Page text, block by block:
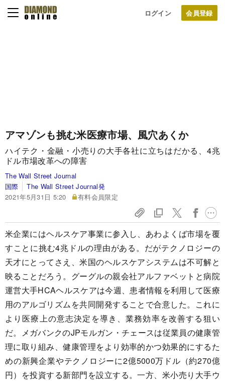
ログイン
アマゾンも挑む米医療市場、風穴あくか
ハイテク・金融・小売りの大手各社に立ちはだかる、4兆
ドル市場改革への障害
The Wall Street Journal
国際
The Wall Street Journal発
2021年5月31日 5:20
有料会員限定
米企業にはヘルスケア事業に参入し、あわよくば市場を覆
すことに挑む4兆ドルの理由がある。だがテクノロジーの
天才にとってさえ、米国のヘルスケアシステムは不可解と
映ることだろう。グーグルの親会社アルファベットと病院
運営大手HCAヘルスケアは今週、患者情報を利用して医療
用のアルゴリズムを共同開発することで合意した。これに
より医療上の意志決定を導き、業務効率を改善する狙い
だ。メガバンクのJPモルガン・チェースは従業員の健康管
理に取り組み、健康管理をより効率的かつ効果的にするた
めの新興企業やテクノロジーに2億5000万ドル（約270億
円）を投資する新部門を設立する。一方、米小売り大手ウ